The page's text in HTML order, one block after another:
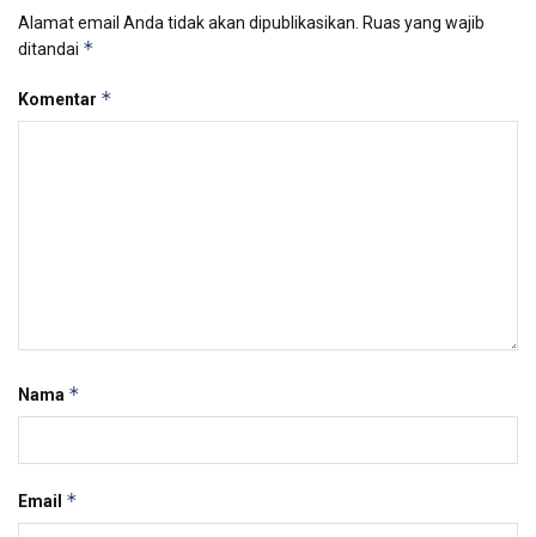
Alamat email Anda tidak akan dipublikasikan. Ruas yang wajib
ditandai *
Komentar *
Nama *
Email *